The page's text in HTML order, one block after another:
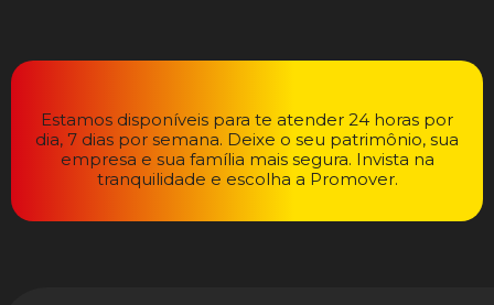
Estamos disponíveis para te atender 24 horas por
dia, 7 dias por semana. Deixe o seu patrimônio, sua
empresa e sua família mais segura. Invista na
tranquilidade e escolha a Promover.